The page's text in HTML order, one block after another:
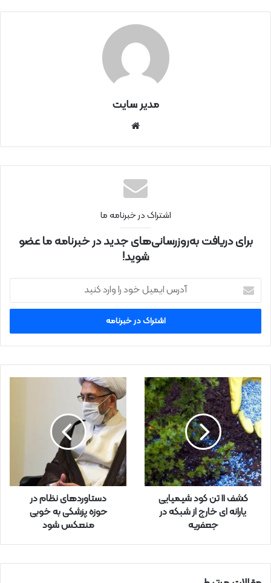
مدیر سایت
نتی
اشتراک در خبرنامه ما
برای دریافت به‌روزرسانی‌های جدید در خبرنامه ما عضو
شوید!
ر
ا
ی
ل
خ
و
د
ر
ا
و
ا
ر
کشف 11 تن کود شیمیایی
یارانه ای خارج از شبکه در
جعفریه
دستاوردهای نظام در
حوزه پزشکی به خوبی
منعکس شود